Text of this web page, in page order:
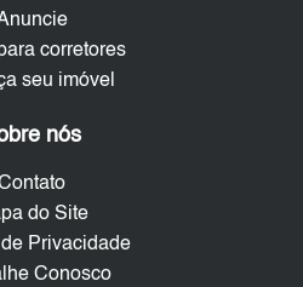
corretores
seu imóvel
nós
do Site
Privacidade
Conosco